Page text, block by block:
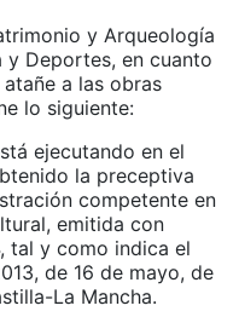
y Arqueología
y Deportes, en cuanto
a las obras
lo siguiente:
ejecutando en el
la preceptiva
competente en
emitida con
tal y como indica el
de 16 de mayo, de
La Mancha.